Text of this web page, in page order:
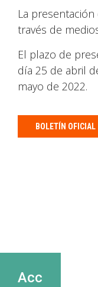
La
través de
El plazo de
día 25 de abril
mayo de 2022.
BOLETÍN OFICIAL
Acc